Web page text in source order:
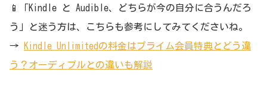
📱「Kindle と Audible、どちらが今の自分に合うんだろ
う」と迷う方は、こちらも参考にしてみてくださいね。
→
Kindle Unlimitedの料金はプライム会員特典とどう違
う？オーディブルとの違いも解説